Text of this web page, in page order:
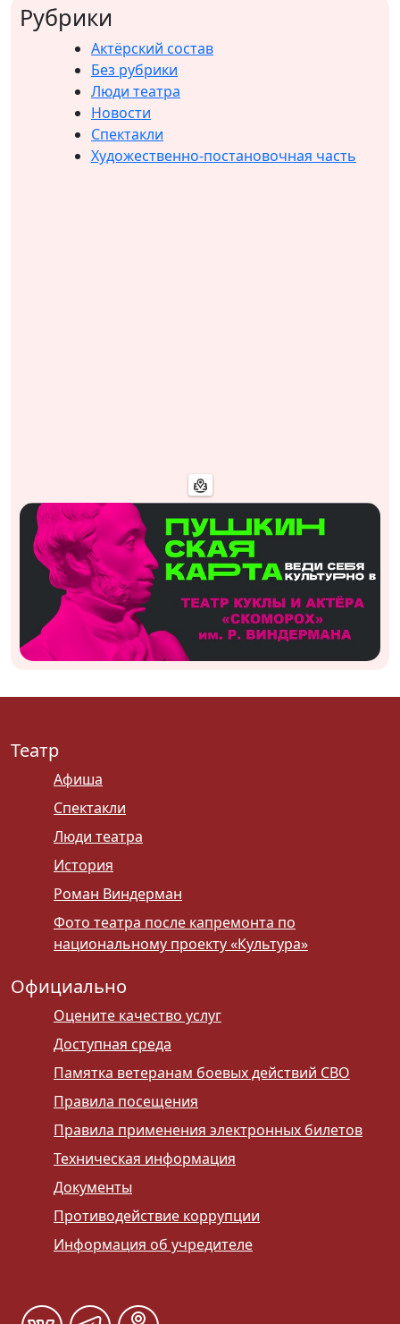
Рубрики
Актёрский состав
Без рубрики
Люди театра
Новости
Спектакли
Художественно-постановочная часть
Театр
Афиша
Спектакли
Люди театра
История
Роман Виндерман
Фото театра после капремонта по
национальному проекту «Культура»
Официально
Оцените качество услуг
Доступная среда
Памятка ветеранам боевых действий СВО
Правила посещения
Правила применения электронных билетов
Техническая информация
Документы
Противодействие коррупции
Информация об учредителе